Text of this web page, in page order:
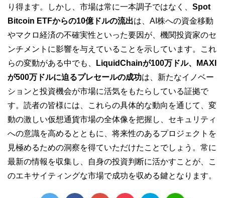
り得ます。しかし、市場は常に一本調子ではなく、 Spot
Bitcoin ETFからの10億ドルの流出は、AI株への資金移動
やマクロ経済の不確実性といった要因が、機関投資家のセ
ンチメントに影響を与えていることを示しています。これ
らの変動がある中でも、
LiquidChainが100万ドル、MAXI
が500万ドルに迫るプレセールの成功は、新たなイノベー
ションと投資機会が市場に活気をもたらしている証拠で
す。読者の皆様には、これらの具体的な動向を通じて、変
動の激しい仮想通貨市場の全体像を把握し、セキュリティ
への意識を高めるとともに、将来性のあるプロジェクトを
見極めるための洞察を得ていただけたことでしょう。常に
最新の情報を収集し、自身の投資判断に活かすことが、こ
のエキサイティングな市場で成功を収める鍵となります。